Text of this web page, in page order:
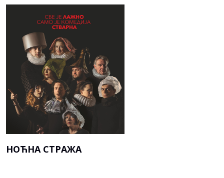
НОЋНА СТРАЖА